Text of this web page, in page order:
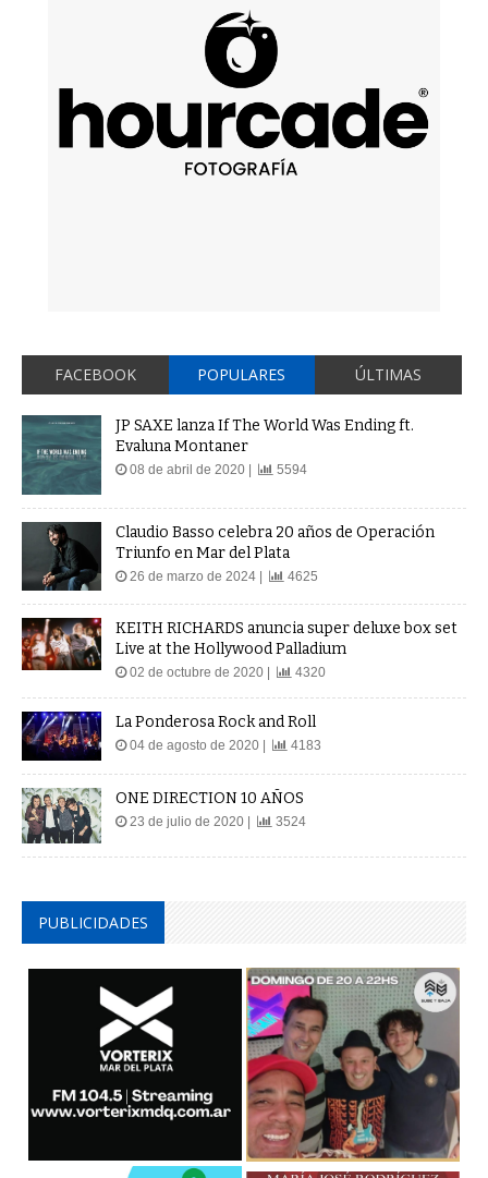
FACEBOOK POPULARES ÚLTIMAS
JP SAXE lanza If The World Was Ending ft.
Evaluna Montaner
08 de abril de 2020 | 5594
Claudio Basso celebra 20 años de Operación
Triunfo en Mar del Plata
26 de marzo de 2024 | 4625
KEITH RICHARDS anuncia super deluxe box set
Live at the Hollywood Palladium
02 de octubre de 2020 | 4320
La Ponderosa Rock and Roll
04 de agosto de 2020 | 4183
ONE DIRECTION 10 AÑOS
23 de julio de 2020 | 3524
PUBLICIDADES